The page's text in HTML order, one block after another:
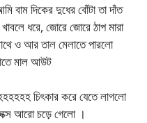
বাম দিকের দুধের বোঁটা তা দাঁত
ধরে, জোরে জোরে ঠাপ মারা
ও আর তাল মেলাতে পারলো
মাল আউট
চিৎকার করে যেতে লাগলো
আরো চড়ে গেলো ।